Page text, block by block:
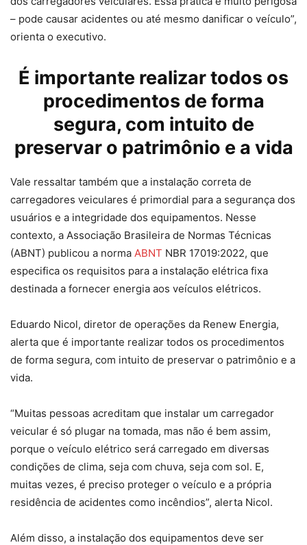
– pode causar acidentes ou até mesmo danificar o veículo”,
orienta o executivo.
É importante realizar todos os
procedimentos de forma
segura, com intuito de
preservar o patrimônio e a vida
Vale ressaltar também que a instalação correta de
carregadores veiculares é primordial para a segurança dos
usuários e a integridade dos equipamentos. Nesse
contexto, a Associação Brasileira de Normas Técnicas
(ABNT) publicou a norma ABNT NBR 17019:2022, que
especifica os requisitos para a instalação elétrica fixa
destinada a fornecer energia aos veículos elétricos.
Eduardo Nicol, diretor de operações da Renew Energia,
alerta que é importante realizar todos os procedimentos
de forma segura, com intuito de preservar o patrimônio e a
vida.
“Muitas pessoas acreditam que instalar um carregador
veicular é só plugar na tomada, mas não é bem assim,
porque o veículo elétrico será carregado em diversas
condições de clima, seja com chuva, seja com sol. E,
muitas vezes, é preciso proteger o veículo e a própria
residência de acidentes como incêndios”, alerta Nicol.
Além disso, a instalação dos equipamentos deve ser